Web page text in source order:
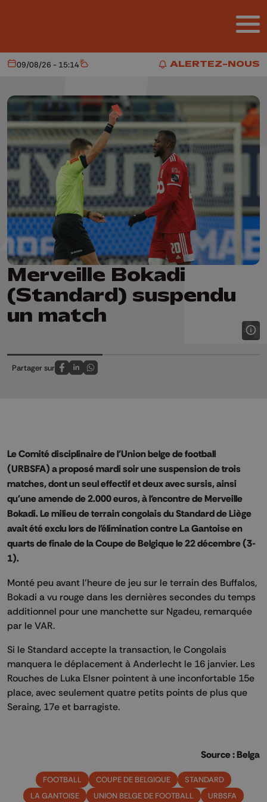
ALERTEZ-NOUS
ALERTEZ-NOUS
Aujourd'hui
09/08/26 - 15:14 Météo
Merveille Bokadi
(Standard) suspendu
un match
Partager sur
Partagez sur FaceBook
Partagez sur LinkedIn
Partagez sur Whatsapp
Le Comité disciplinaire de l'Union belge de football
(URBSFA) a proposé mardi soir une suspension de trois
matches, dont un seul effectif et deux avec sursis, ainsi
qu'une amende de 2.000 euros, à l'encontre de Merveille
Bokadi. Le milieu de terrain congolais du Standard de Liège
avait été exclu lors de l'élimination contre La Gantoise en
quarts de finale de la Coupe de Belgique le 22 décembre (3-
1).
Monté peu avant l'heure de jeu sur le terrain des Buffalos,
Bokadi a vu rouge dans les dernières secondes du temps
additionnel pour une manchette sur Ngadeu, remarquée
par le VAR.
Si le Standard accepte la transaction, le Congolais
manquera le déplacement à Anderlecht le 16 janvier. Les
Rouches de Luka Elsner pointent à une inconfortable 15e
place, avec seulement quatre petits points de plus que
Seraing, 17e et barragiste.
Source : Belga
FOOTBALL COUPE DE BELGIQUE
STANDARD
LA GANTOISE
UNION BELGE DE FOOTBALL
URBSFA